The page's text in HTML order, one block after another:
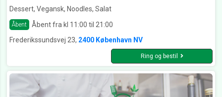
Dessert, Vegansk, Noodles, Salat
Åbent
Åbent fra kl 11:00 til 21:00
Frederikssundsvej 23, 2400 København NV
Ring og bestil